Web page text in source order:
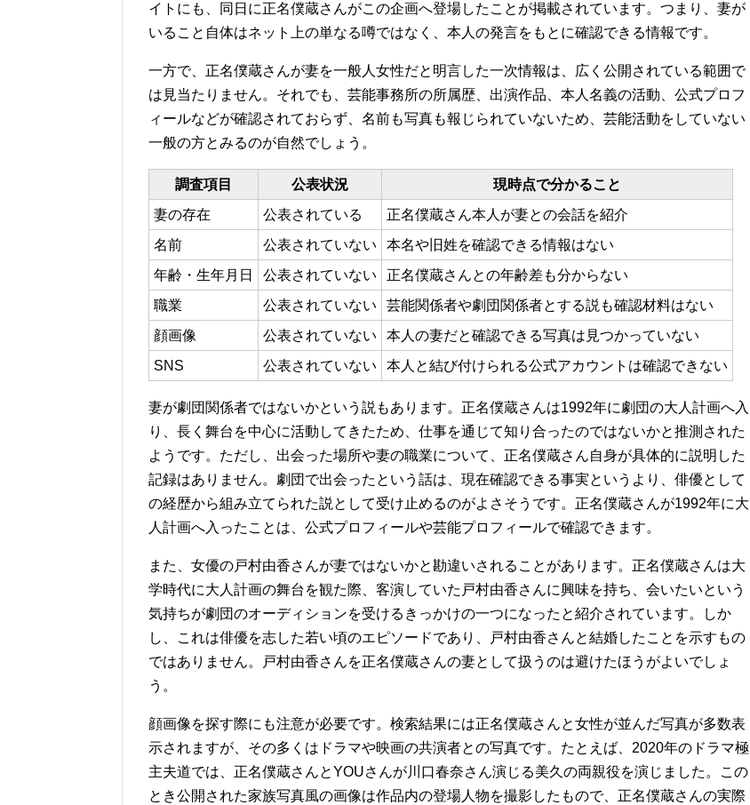
イトにも、同日に正名僕蔵さんがこの企画へ登場したことが掲載されています。つまり、妻が
いること自体はネット上の単なる噂ではなく、本人の発言をもとに確認できる情報です。
一方で、正名僕蔵さんが妻を一般人女性だと明言した一次情報は、広く公開されている範囲で
は見当たりません。それでも、芸能事務所の所属歴、出演作品、本人名義の活動、公式プロフ
ィールなどが確認されておらず、名前も写真も報じられていないため、芸能活動をしていない
一般の方とみるのが自然でしょう。
調査項目 公表状況
現時点で分かること
妻の存在
公表されている
正名僕蔵さん本人が妻との会話を紹介
名前
公表されていない
本名や旧姓を確認できる情報はない
年齢・生年月日
公表されていない
正名僕蔵さんとの年齢差も分からない
職業
公表されていない
芸能関係者や劇団関係者とする説も確認材料はない
顔画像
公表されていない
本人の妻だと確認できる写真は見つかっていない
SNS
公表されていない 本人と結び付けられる公式アカウントは確認できない
妻が劇団関係者ではないかという説もあります。正名僕蔵さんは1992年に劇団の大人計画へ入
り、長く舞台を中心に活動してきたため、仕事を通じて知り合ったのではないかと推測された
ようです。ただし、出会った場所や妻の職業について、正名僕蔵さん自身が具体的に説明した
記録はありません。劇団で出会ったという話は、現在確認できる事実というより、俳優として
の経歴から組み立てられた説として受け止めるのがよさそうです。正名僕蔵さんが1992年に大
人計画へ入ったことは、公式プロフィールや芸能プロフィールで確認できます。
また、女優の戸村由香さんが妻ではないかと勘違いされることがあります。正名僕蔵さんは大
学時代に大人計画の舞台を観た際、客演していた戸村由香さんに興味を持ち、会いたいという
気持ちが劇団のオーディションを受けるきっかけの一つになったと紹介されています。しか
し、これは俳優を志した若い頃のエピソードであり、戸村由香さんと結婚したことを示すもの
ではありません。戸村由香さんを正名僕蔵さんの妻として扱うのは避けたほうがよいでしょ
う。
顔画像を探す際にも注意が必要です。検索結果には正名僕蔵さんと女性が並んだ写真が多数表
示されますが、その多くはドラマや映画の共演者との写真です。たとえば、2020年のドラマ極
主夫道では、正名僕蔵さんとYOUさんが川口春奈さん演じる美久の両親役を演じました。この
とき公開された家族写真風の画像は作品内の登場人物を撮影したもので、正名僕蔵さんの実際